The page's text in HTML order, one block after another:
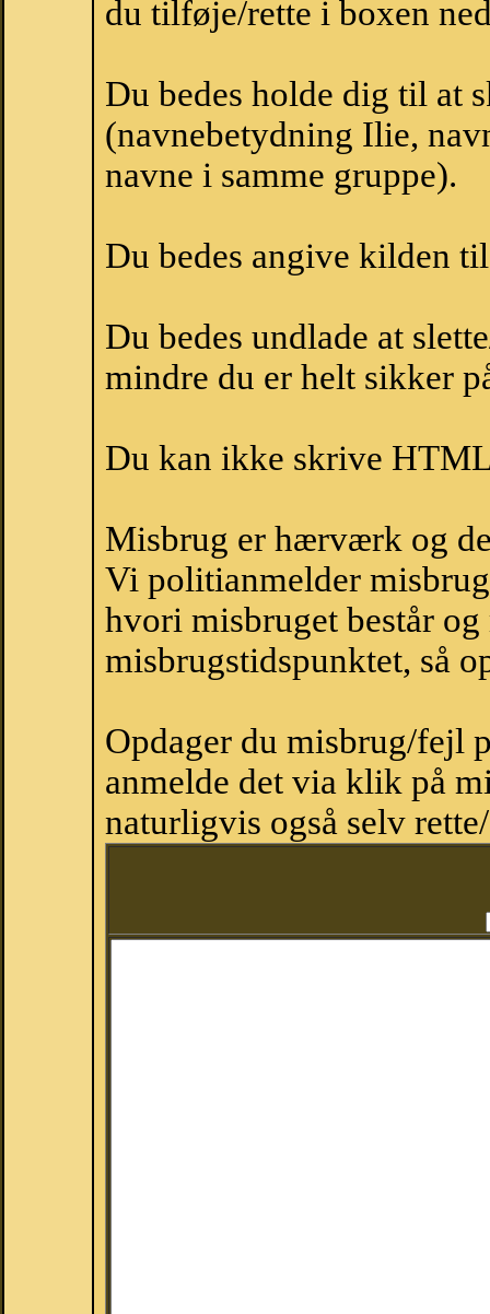
du tilføje/rette i boxen
Du bedes holde dig til at
(navnebetydning Ilie,
navne i samme gruppe).
Du bedes angive kilden
Du bedes undlade at
mindre du er helt sikker
Du kan ikke skrive
Misbrug er hærværk og
Vi politianmelder
hvori misbruget består
misbrugstidspunktet, så
Opdager du misbrug/fejl
anmelde det via klik på
naturligvis også selv